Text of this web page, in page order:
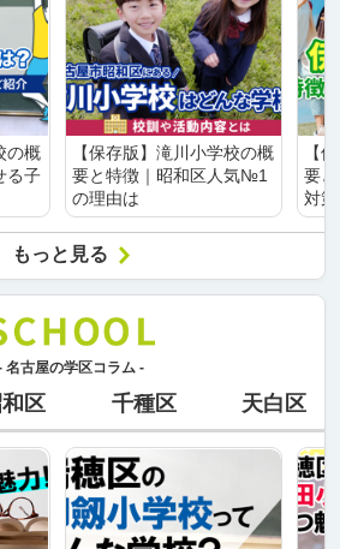
の概
る子
【保存版】滝川小学校の概
要と特徴｜昭和区人気№1
の理由は
【
要
対
もっと見る
名古屋の学区コラム -
和区 千種区 天白区